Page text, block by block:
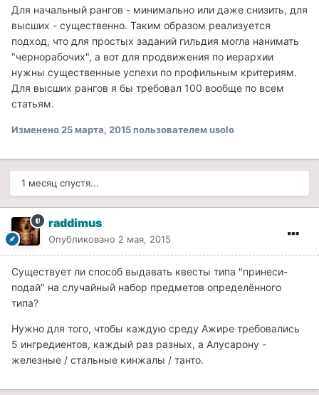
Для начальный рангов - минимально или даже снизить, для
высших - существенно. Таким образом реализуется
подход, что для простых заданий гильдия могла нанимать
"чернорабочих", а вот для продвижения по иерархии
нужны существенные успехи по профильным критериям.
Для высших рангов я бы требовал 100 вообще по всем
статьям.
Изменено25 марта, 2015пользователем usolo
1 месяц спустя...
raddimus
Опубликовано 2 мая, 2015
Существует ли способ выдавать квесты типа "принеси-
подай" на случайный набор предметов определённого
типа?
Нужно для того, чтобы каждую среду Ажире требовались
5 ингредиентов, каждый раз разных, а Алусарону -
железные / стальные кинжалы / танто.